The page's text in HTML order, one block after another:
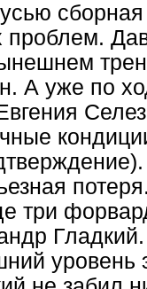
проблем.
А уже по
три